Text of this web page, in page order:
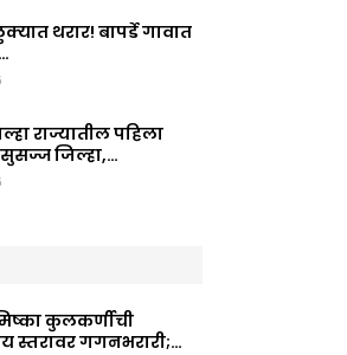
थरार! बापर्डे गावात
राज्यातील पहिला
जिल्हा,…
कुलकर्णीची
स्तरावर गगनभरारी;…